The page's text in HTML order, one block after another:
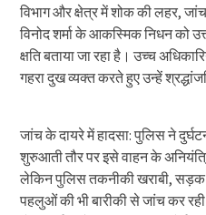
विभाग और क्षेत्र में शोक की लहर,
विनोद शर्मा के आकस्मिक निधन को
क्षति बताया जा रहा है। उच्च
गहरा दुख व्यक्त करते हुए उन्हें
जांच के दायरे में हादसा: पुलिस ने
शुरुआती तौर पर इसे वाहन के
लेकिन पुलिस तकनीकी खराबी, सड़क
पहलुओं की भी बारीकी से जांच कर